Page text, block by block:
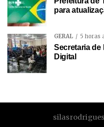
para
GERAL 5 horas
Secretaria de
Digital